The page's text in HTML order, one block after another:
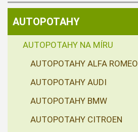
AUTOPOTAHY
AUTOPOTAHY NA MÍRU
AUTOPOTAHY ALFA ROMEO
AUTOPOTAHY AUDI
AUTOPOTAHY BMW
AUTOPOTAHY CITROEN